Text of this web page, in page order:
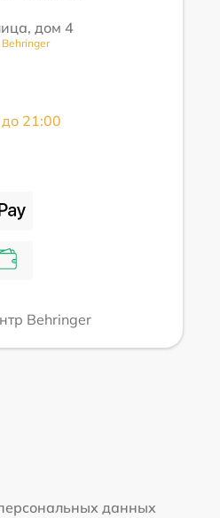
дом 4
21:00
Behringer
данных